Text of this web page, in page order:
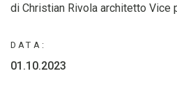
di Christian Rivola architetto Vice
DATA:
01.10.2023